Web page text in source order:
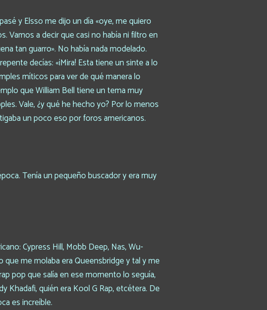
y Elsso me dijo un día «oye, me quiero
Vamos a decir que casi no había ni filtro en
tan guarro». No había nada modelado.
decías: «¡Mira! Esta tiene un sinte a lo
míticos para ver de qué manera lo
que William Bell tiene un tema muy
Vale, ¿y qué he hecho yo? Por lo menos
un poco eso por foros americanos.
Tenía un pequeño buscador y era muy
Cypress Hill, Mobb Deep, Nas, Wu-
me molaba era Queensbridge y tal y me
pop que salía en ese momento lo seguía,
Khadafi, quién era Kool G Rap, etcétera. De
es increíble.